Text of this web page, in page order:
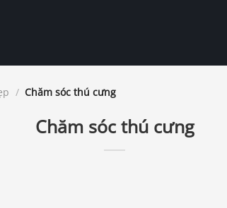
/ Chăm sóc thú cưng
Chăm sóc thú cưng